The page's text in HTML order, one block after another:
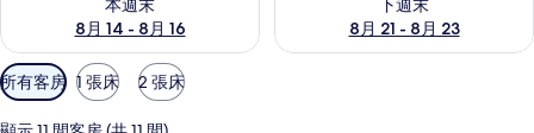
8月 14 - 8月 16
8月 21 - 8月 23
可
用
的
所有客房 1 張床 2 張床